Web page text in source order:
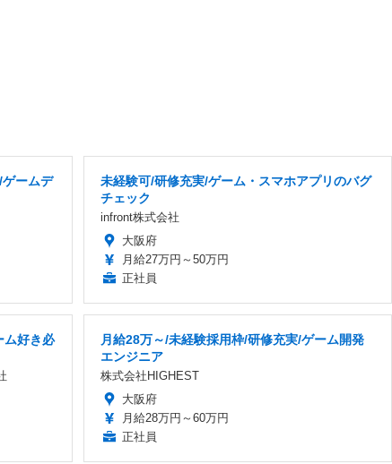
ゲームデ
未経験可/研修充実/ゲーム・スマホアプリのバグ
チェック
infront株式会社
大阪府
月給27万円～50万円
正社員
ム好き必
月給28万～/未経験採用枠/研修充実/ゲーム開発
エンジニア
株式会社HIGHEST
大阪府
月給28万円～60万円
正社員